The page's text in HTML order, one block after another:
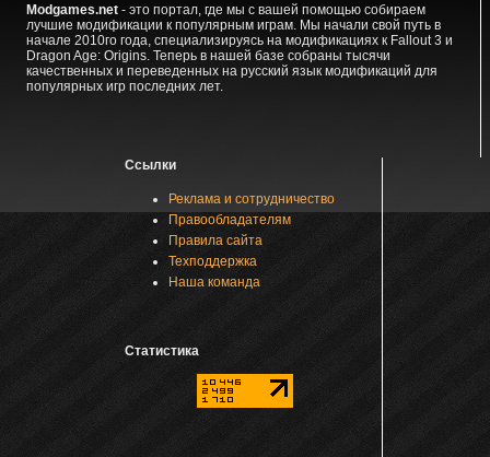
Modgames.net- это портал, где мы с вашей помощью собираем
лучшие модификации к популярным играм. Мы начали свой путь в
начале 2010го года, специализируясь на модификациях к Fallout 3 и
Dragon Age: Origins. Теперь в нашей базе собраны тысячи
качественных и переведенных на русский язык модификаций для
популярных игр последних лет.
Ссылки
Реклама и сотрудничество
Правообладателям
Правила сайта
Техподдержка
Наша команда
Статистика